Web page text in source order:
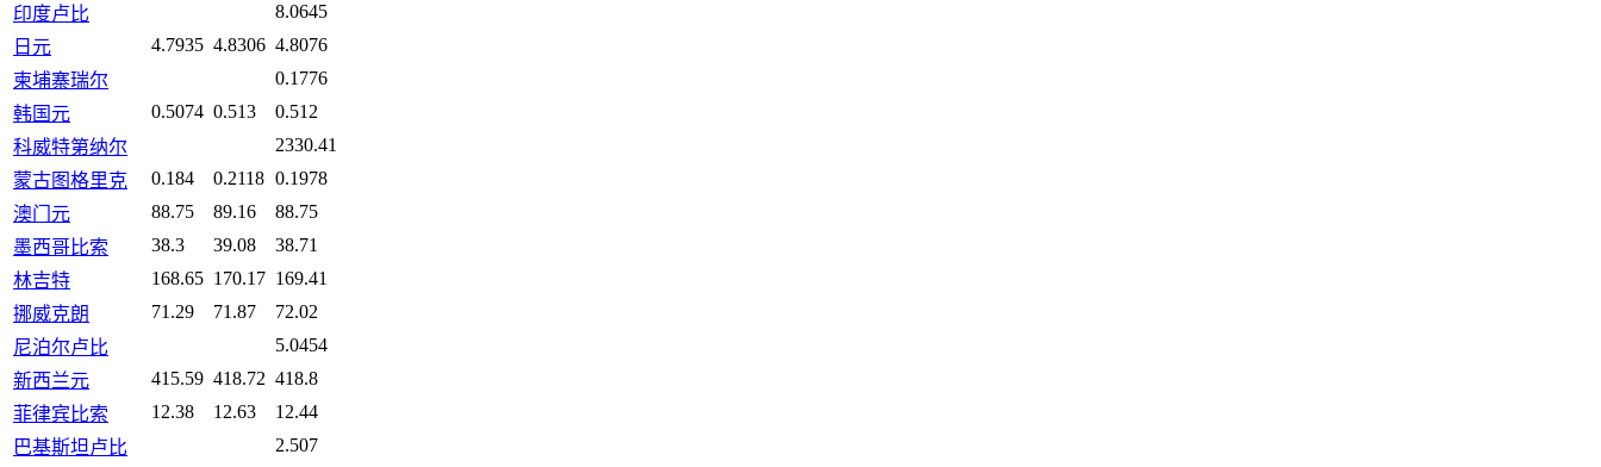
印度卢比
8.0645
日元
4.7935 4.8306 4.8076
柬埔寨瑞尔
0.1776
韩国元
0.5074 0.513
0.512
科威特第纳尔
2330.41
蒙古图格里克
0.184 0.2118 0.1978
澳门元
88.75 89.16
88.75
墨西哥比索
38.3 39.08
38.71
林吉特
168.65 170.17 169.41
挪威克朗
71.29 71.87
72.02
尼泊尔卢比
5.0454
新西兰元
415.59 418.72 418.8
菲律宾比索
12.38 12.63
12.44
巴基斯坦卢比
2.507